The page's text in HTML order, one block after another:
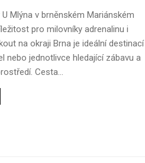
Mlýna v brněnském Mariánském
pro milovníky adrenalinu i
na okraji Brna je ideální destinací
nebo jednotlivce hledající zábavu a
Cesta...